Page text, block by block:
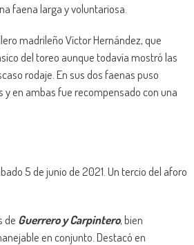
faena larga y voluntariosa.
madrileño Víctor Hernández, que
del toreo aunque todavía mostró las
rodaje. En sus dos faenas puso
en ambas fue recompensado con una
5 de junio de 2021. Un tercio del aforo
de Guerrero y Carpintero, bien
en conjunto. Destacó en